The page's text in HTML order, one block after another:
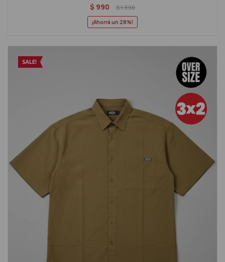
$ 990 $1.390
28